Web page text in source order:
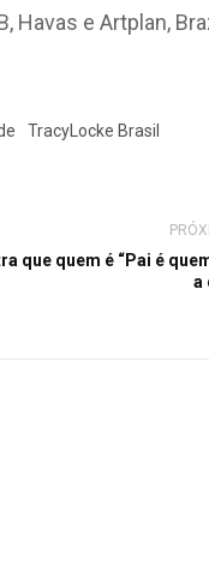
Havas e Artplan,
TracyLocke Brasil
que quem é “Pai é
a